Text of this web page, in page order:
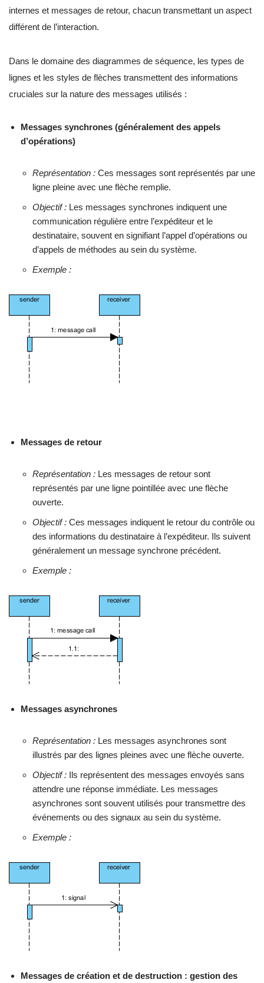
internes et messages de retour, chacun transmettant un aspect
différent de l’interaction.
Dans le domaine des diagrammes de séquence, les types de
lignes et les styles de flèches transmettent des informations
cruciales sur la nature des messages utilisés :
Messages synchrones (généralement des appels
d’opérations)
Représentation : Ces messages sont représentés par une
ligne pleine avec une flèche remplie.
Objectif : Les messages synchrones indiquent une
communication régulière entre l’expéditeur et le
destinataire, souvent en signifiant l’appel d’opérations ou
d’appels de méthodes au sein du système.
Exemple :
Messages de retour
Représentation : Les messages de retour sont
représentés par une ligne pointillée avec une flèche
ouverte.
Objectif : Ces messages indiquent le retour du contrôle ou
des informations du destinataire à l’expéditeur. Ils suivent
généralement un message synchrone précédent.
Exemple :
Messages asynchrones
Représentation : Les messages asynchrones sont
illustrés par des lignes pleines avec une flèche ouverte.
Objectif : Ils représentent des messages envoyés sans
attendre une réponse immédiate. Les messages
asynchrones sont souvent utilisés pour transmettre des
événements ou des signaux au sein du système.
Exemple :
Messages de création et de destruction : gestion des